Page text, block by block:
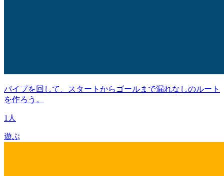
パイプを回して、スタートからゴールまで漏れなしのルート
を作ろう。
1人
遊ぶ